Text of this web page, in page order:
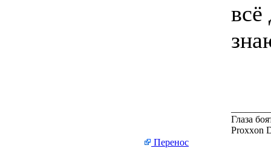
всё
Глаза
Proxxon
Перенос